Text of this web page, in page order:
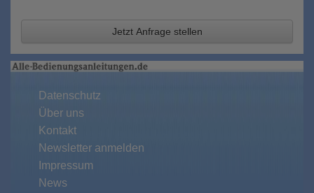
Jetzt Anfrage stellen
Datenschutz
Über uns
Kontakt
Newsletter anmelden
Impressum
News